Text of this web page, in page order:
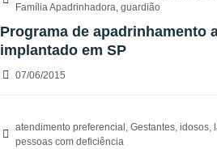
Família Apadrinhadora, guardião
Programa de apadrinhamento
implantado em SP
07/06/2015
atendimento preferencial , Gestantes, idosos,
pessoas com deficiência